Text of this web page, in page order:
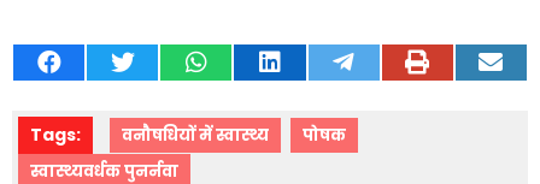
Tags: वनौषधियों में स्वास्थ्य
पोषक
स्वास्थ्यवर्धक पुनर्नवा